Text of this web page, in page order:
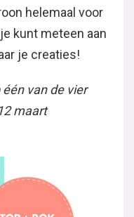
helemaal voor
kunt meteen aan
je creaties!
van de vier
maart